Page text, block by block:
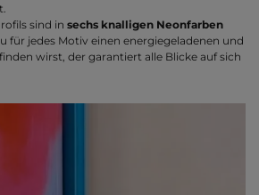
sind in sechs knalligen Neonfarben
für jedes Motiv einen energiegeladenen und
wirst, der garantiert alle Blicke auf sich